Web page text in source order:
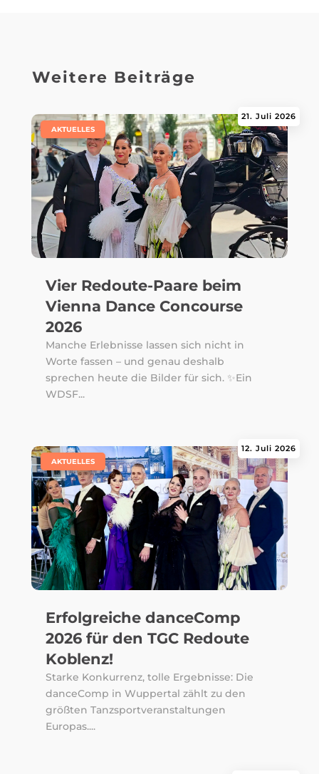
Weitere Beiträge
Vier Redoute-Paare beim
Vienna Dance Concourse
2026
21. Juli 2026
AKTUELLES
Manche Erlebnisse lassen sich nicht in
Worte fassen – und genau deshalb
sprechen heute die Bilder für sich. ✨Ein
WDSF...
Erfolgreiche danceComp
2026 für den TGC Redoute
Koblenz!
12. Juli 2026
AKTUELLES
Starke Konkurrenz, tolle Ergebnisse: Die
danceComp in Wuppertal zählt zu den
größten Tanzsportveranstaltungen
Europas....